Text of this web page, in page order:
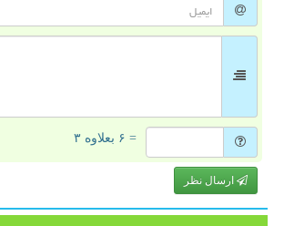
= ۶ بعلاوه ۳
ارسال نظر